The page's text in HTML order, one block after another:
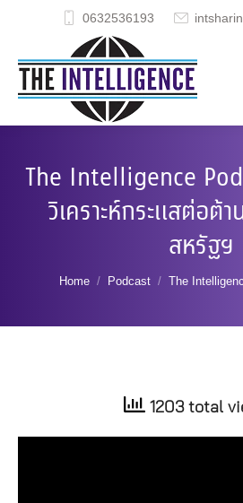
0632536193
The Intelligence
วิเคราะห์กระแสต่อต้า
สหรัฐฯ
You are here:
Home Podcast The
1203 total